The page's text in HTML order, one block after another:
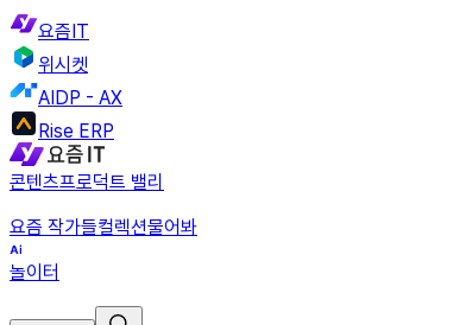
요즘IT
위시켓
AIDP - AX
Rise ERP
콘텐츠프로덕트 밸리
요즘 작가들컬렉션물어봐
놀이터